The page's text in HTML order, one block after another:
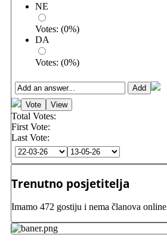
NE
Votes: (0%)
DA
Votes: (0%)
Total Votes:
First Vote:
Last Vote:
Trenutno posjetitelja
Imamo 472 gostiju i nema članova online